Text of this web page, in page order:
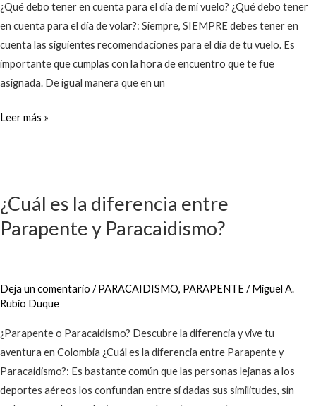
¿Qué debo tener en cuenta para el día de mi vuelo? ¿Qué debo tener
en cuenta para el día de volar?: Siempre, SIEMPRE debes tener en
cuenta las siguientes recomendaciones para el día de tu vuelo. Es
importante que cumplas con la hora de encuentro que te fue
asignada. De igual manera que en un
volar?
IMPORTANTE
Leer más »
¿Cuál es la diferencia entre
Parapente y Paracaidismo?
Deja un comentario /PARACAIDISMO, PARAPENTE/Miguel A.
Rubio Duque
¿Parapente o Paracaidismo? Descubre la diferencia y vive tu
aventura en Colombia ¿Cuál es la diferencia entre Parapente y
Paracaidismo?: Es bastante común que las personas lejanas a los
deportes aéreos los confundan entre sí dadas sus similitudes, sin
la
diferencia
Paracaidismo?